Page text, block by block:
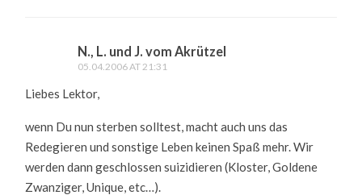
N., L. und J. vom Akrützel
05.04.2006 AT 21:31
Liebes Lektor,
wenn Du nun sterben solltest, macht auch uns das
Redegieren und sonstige Leben keinen Spaß mehr. Wir
werden dann geschlossen suizidieren (Kloster, Goldene
Zwanziger, Unique, etc…).